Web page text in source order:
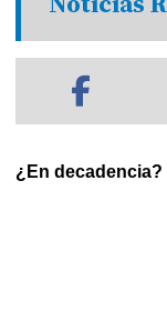
¿En decadencia?